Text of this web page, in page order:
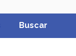
Buscar